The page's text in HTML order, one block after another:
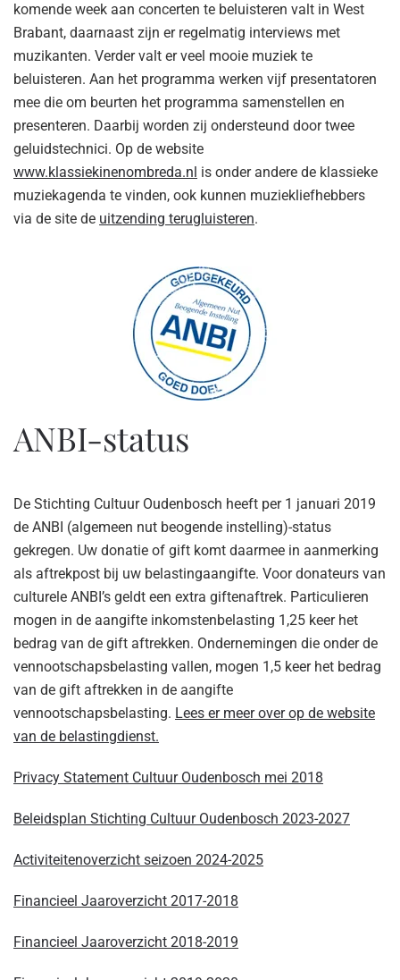
komende week aan concerten te beluisteren valt in West
Brabant, daarnaast zijn er regelmatig interviews met
muzikanten. Verder valt er veel mooie muziek te
beluisteren. Aan het programma werken vijf presentatoren
mee die om beurten het programma samenstellen en
presenteren. Daarbij worden zij ondersteund door twee
geluidstechnici. Op de website
www.klassiekinenombreda.nl is onder andere de klassieke
muziekagenda te vinden, ook kunnen muziekliefhebbers
via de site de uitzending terugluisteren.
ANBI-status
De Stichting Cultuur Oudenbosch heeft per 1 januari 2019
de ANBI (algemeen nut beogende instelling)-status
gekregen. Uw donatie of gift komt daarmee in aanmerking
als aftrekpost bij uw belastingaangifte. Voor donateurs van
culturele ANBI’s geldt een extra giftenaftrek. Particulieren
mogen in de aangifte inkomstenbelasting 1,25 keer het
bedrag van de gift aftrekken. Ondernemingen die onder de
vennootschapsbelasting vallen, mogen 1,5 keer het bedrag
van de gift aftrekken in de aangifte
vennootschapsbelasting. Lees er meer over op de website
van de belastingdienst.
Privacy Statement Cultuur Oudenbosch mei 2018
Beleidsplan Stichting Cultuur Oudenbosch 2023-2027
Activiteitenoverzicht seizoen 2024-2025
Financieel Jaaroverzicht 2017-2018
Financieel Jaaroverzicht 2018-2019